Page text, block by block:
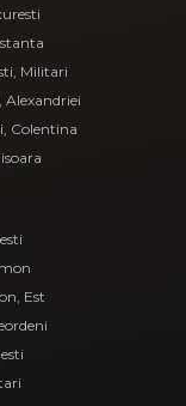
Militari
Colentina
Est